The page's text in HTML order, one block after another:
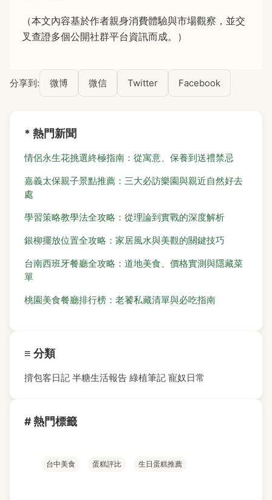
（本文內容基於作者親身消費體驗與市場觀察，並交
叉查證多個公開社群平台資訊而成。）
分享到: 微博 微信 Twitter Facebook
* 熱門新聞
情侶永生花挑選終極指南：從寓意、保養到送禮禁忌
嘉義太保親子景點推薦：三大必訪樂園與親近自然好去
處
學習策略教學法全攻略：從理論到實戰的深度解析
銀柳擺放位置全攻略：家居風水與美觀的關鍵技巧
台南西班牙餐廳全攻略：道地美食、價格實測與隱藏菜
單
桃園美食餐廳排行榜：老饕私藏清單與必吃指南
≡ 分類
揹包客日記 半糖生活報告 綠植筆記 寵奴日常
# 熱門標籤
台中美食 蛋糕評比 生日蛋糕推薦